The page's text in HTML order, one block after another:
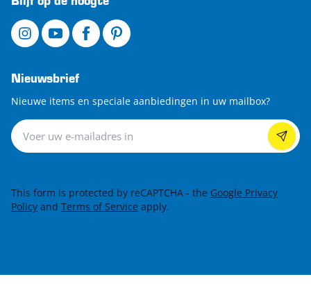
Nieuwsbrief
Nieuwe items en speciale aanbiedingen in uw mailbox?
Nieuwsbrief
This form is protected by reCAPTCHA - the Google Privacy
Policy and Terms of Service apply.